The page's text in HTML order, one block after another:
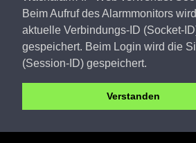
Beim Aufruf des Alarmmonitors
aktuelle Verbindungs-ID (Socket-
gespeichert. Beim Login wird die
(Session-ID) gespeichert.
Verstanden
PR FW Glöwen